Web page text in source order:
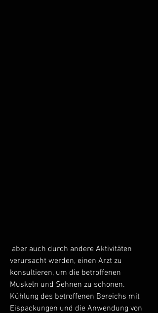
verursacht werden, einen Arzt zu
konsultieren, um die betroffenen
Muskeln und Sehnen zu schonen.
Kühlung des betroffenen Bereichs mit
Eispackungen und die Anwendung von